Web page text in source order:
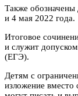
Также
и 4 мая 2022 года.
Итоговое
и служит
(ЕГЭ).
Детям с
изложение вместо